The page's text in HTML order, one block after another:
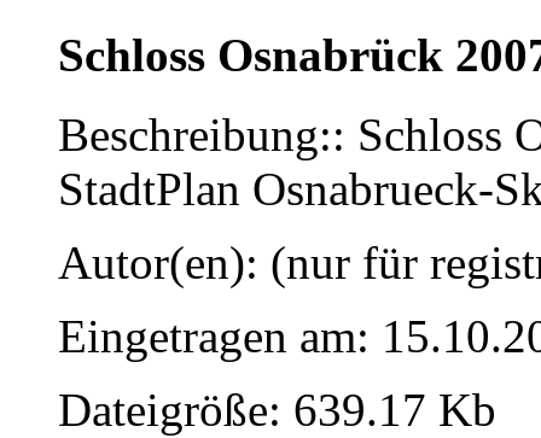
Schloss Osnabrück
Beschreibung:: Schloss
StadtPlan Osnabrueck-
Autor(en): (nur für
Eingetragen am:
Dateigröße: 639.17 Kb